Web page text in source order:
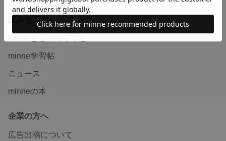
minne学習帖
ニュース
minneの本
企業の方へ
広告出稿について